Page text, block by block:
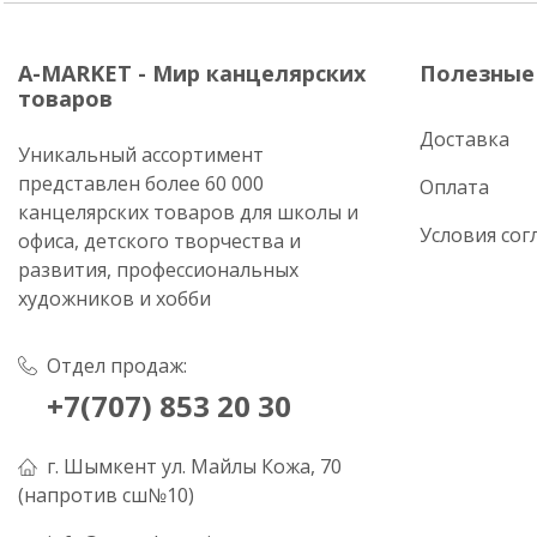
A-MARKET - Мир канцелярских
товаров
Уникальный ассортимент
представлен более 60 000
канцелярских товаров для школы и
офиса, детского творчества и
развития, профессиональных
художников и хобби
Отдел продаж:
+7(707) 853 20 30
г. Шымкент ул. Майлы Кожа, 70
(напротив сш№10)
Доставка
Оплата
Условия